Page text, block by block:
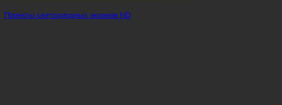
Проекты светодиодных экранов HD